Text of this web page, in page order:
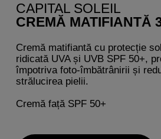
CAPITAL SOLEIL
CREMĂ MATIFIANTĂ
Cremă matifiantă cu protecție
ridicată UVA și UVB SPF 50+,
împotriva foto-îmbătrânirii și
strălucirea pielii.
Cremă față SPF 50+